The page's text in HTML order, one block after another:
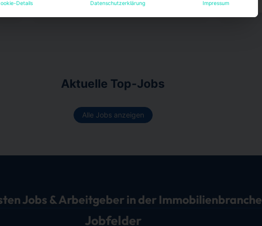
Aktuelle Top-Jobs
Alle Jobs anzeigen
Jobs & Arbeitgeber in der Immobilienbranche
Jobfelder
Details Datenschutzerklärung Impressum